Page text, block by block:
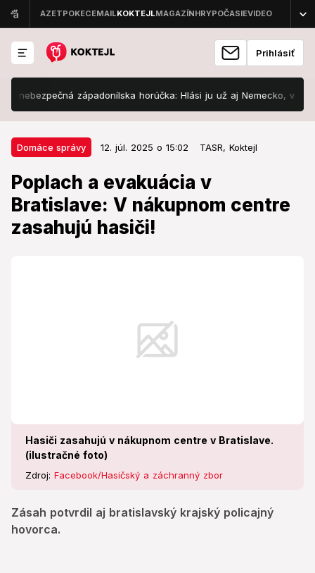
Prihlásiť
západonílska horúčka: Hlási ju už aj Nemecko, väčšina
Domáce správy 12. júl. 2025 o 15:02 TASR, Koktejl
Poplach a evakuácia v
Bratislave: V nákupnom centre
zasahujú hasiči!
Hasiči zasahujú v nákupnom centre v Bratislave.
(ilustračné foto)
Zdroj: Facebook/Hasičský a záchranný zbor
Zásah potvrdil aj bratislavský krajský policajný
hovorca.
Domáce správy 12. júl. 2025 o 15:02
Poplach a evakuácia v Bratislave:
V nákupnom centre zasahujú
hasiči!